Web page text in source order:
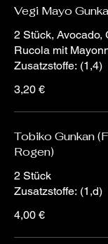
Vegi Mayo
2 Stück, Avocado,
Rucola mit
Zusatzstoffe: (1,4)
3,20 €
Tobiko Gunkan
Rogen)
2 Stück
Zusatzstoffe: (1,d)
4,00 €